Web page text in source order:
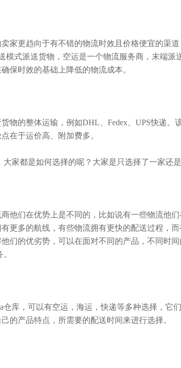
家更趋向于有不错的物流时效且价格便宜的渠
模式派送货物，空运是一个物流服务商，末端派
保时效的基础上降低的物流成本。
物的整体运输，例如DHL、Fedex、UPS快递。
在于运价高、附加费多。
家都是如何选择的呢？大家是只选择了一家还
他们在优势上是不同的，比如说有一些物流他
更多的航线，有些物流拥有更快的配送过程，
们的优劣势，可以在面对不同的产品，不同时
库，可以有空运，海运，快递等多种选择，它
的产品特点，所需要的配送时间来进行选择。